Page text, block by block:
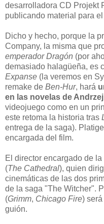
desarrolladora CD Projekt
publicando material para
Dicho y hecho, porque la
Company, la misma que
emperador Dragón (por
demasiado halagüeña, es
Expanse (la veremos en
remake de Ben-Hur, hará
en las novelas de
videojuego como en un
este retoma la historia tras
entrega de la saga).
encargada del film.
El director encargado de
(The Cathedral), quien
cinemáticas de las dos
de la saga "The Witcher".
(Grimm, Chicago Fire)
guión.